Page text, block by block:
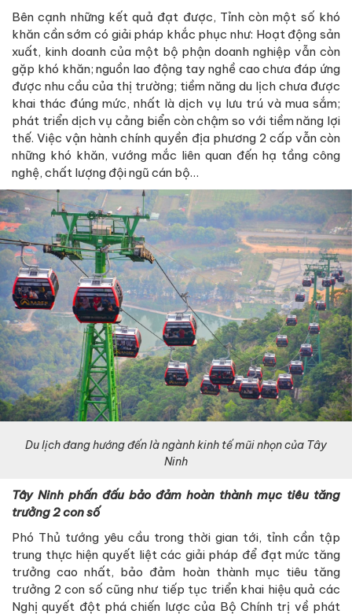
Bên cạnh những kết quả đạt được, Tỉnh còn một số khó
khăn cần sớm có giải pháp khắc phục như: Hoạt động sản
xuất, kinh doanh của một bộ phận doanh nghiệp vẫn còn
gặp khó khăn; nguồn lao động tay nghề cao chưa đáp ứng
được nhu cầu của thị trường; tiềm năng du lịch chưa được
khai thác đúng mức, nhất là dịch vụ lưu trú và mua sắm;
phát triển dịch vụ cảng biển còn chậm so với tiềm năng lợi
thế. Việc vận hành chính quyền địa phương 2 cấp vẫn còn
những khó khăn, vướng mắc liên quan đến hạ tầng công
nghệ, chất lượng đội ngũ cán bộ…
Du lịch đang hướng đến là ngành kinh tế mũi nhọn của Tây
Ninh
Tây Ninh phấn đấu bảo đảm hoàn thành mục tiêu tăng
trưởng 2 con số
Phó Thủ tướng yêu cầu trong thời gian tới, tỉnh cần tập
trung thực hiện quyết liệt các giải pháp để đạt mức tăng
trưởng cao nhất, bảo đảm hoàn thành mục tiêu tăng
trưởng 2 con số cũng như tiếp tục triển khai hiệu quả các
Nghị quyết đột phá chiến lược của Bộ Chính trị về phát